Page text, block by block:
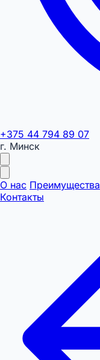
+375 44 794 89 07
г. Минск
О нас Преимущества
Контакты